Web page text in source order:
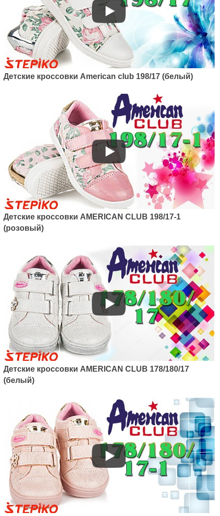
Артикул: 120/22
Детские кроссовки American
club 120/22 (белый/розовый)
1050грн.
Артикул: 124/22-1
Детские кроссовки American
club 124/22-1 (розовый)
1040грн.
Артикул: 124/22
Детские кроссовки American
club 124/22 (голубой)
Артикул: 137/22-1
Детские кроссовки Ameriсan club 198/17 (белый)
Детские кроссовки AMERICAN CLUB 198/17-1
(розовый)
Детские кроссовки AMERICAN CLUB 178/180/17
(белый)